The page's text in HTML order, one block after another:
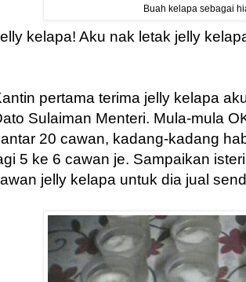
Buah kelapa sebagai
kelapa! Aku nak letak jelly
pertama terima jelly kelapa
Sulaiman Menteri. Mula-mula
20 cawan, kadang-kadang
5 ke 6 cawan je. Sampaikan
jelly kelapa untuk dia jual